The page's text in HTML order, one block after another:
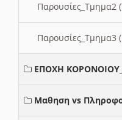
Παρουσίες_Τμημα2
Παρουσίες_Τμημα3
ΕΠΟΧΗ
Μαθηση vs